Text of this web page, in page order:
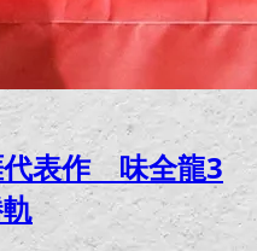
代表作 味全龍3